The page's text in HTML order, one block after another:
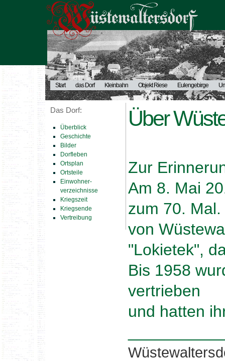
Start das Dorf Kleinbahn Objekt Riese Eulengebirge
Das Dorf:
Überblick
Geschichte
Bilder
Dorfleben
Ortsplan
Ortsteile
Einwohner-
verzeichnisse
Kriegszeit
Kriegsende
Vertreibung
Über
Zur
Am 8. Mai
zum 70.
von
"Lokietek",
Bis 1958
vertrieben
und hatten